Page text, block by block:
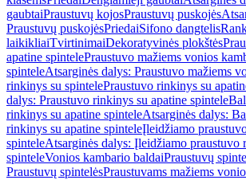
gaubtaiPraustuvų kojosPraustuvų puskojės
Praustuvų puskojėsPriedaiSifono dangtelis
laikikliaiTvirtinimaiDekoratyvinės plokštės
apatine spintelePraustuvo mažiems vonios
spinteleAtsarginės dalys: Praustuvo mažiems
rinkinys su spintelePraustuvo rinkinys su
dalys: Praustuvo rinkinys su apatine spintele
rinkinys su apatine spinteleAtsarginės dalys:
rinkinys su apatine spinteleĮleidžiamo
spinteleAtsarginės dalys: Įleidžiamo praustuvo
spinteleVonios kambario baldaiPraustuvų
Praustuvų spintelėsPraustuvams mažiems